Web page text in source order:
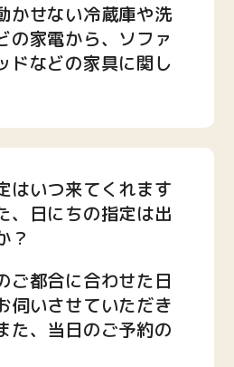
かせない冷蔵庫や洗
の家電から、ソファ
ドなどの家具に関し
はいつ来てくれます
、日にちの指定は出
？
ご都合に合わせた日
伺いさせていただき
た、当日のご予約の